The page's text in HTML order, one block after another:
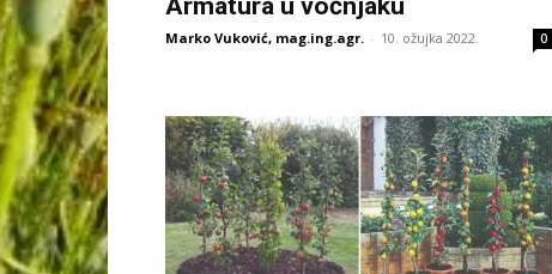
Armatura u voćnjaku
Marko Vuković, mag.ing.agr. - 10. ožujka 2022. 0